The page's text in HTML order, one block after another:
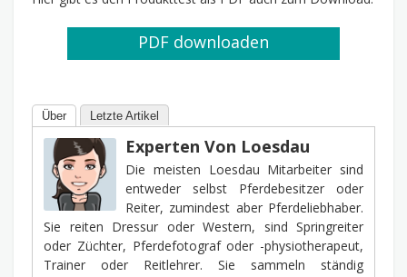
PDF downloaden
Über Letzte Artikel
Experten Von Loesdau
Die meisten Loesdau Mitarbeiter sind
entweder selbst Pferdebesitzer oder
Reiter, zumindest aber Pferdeliebhaber.
Sie reiten Dressur oder Western, sind Springreiter
oder Züchter, Pferdefotograf oder -physiotherapeut,
Trainer oder Reitlehrer. Sie sammeln ständig